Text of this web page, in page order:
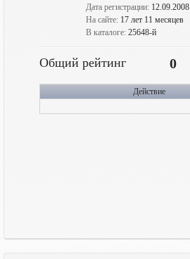
Дата регистрации: 12.09.2008
На сайте: 17 лет 11 месяцев
В каталоге: 25648-й
Общий рейтинг 0
Действие